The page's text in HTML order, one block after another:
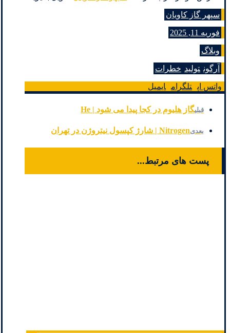
سپهر گاز کاویان
فوریه 11, 2025
وبلاگ
آرگون تولید خطرات
واتس اپ تلگرام ایمیل
قبلیگاز هلیوم در کجا پیدا می شود | He
بعدیNitrogen | شارژ کپسول نیتروژن در تهران
پست های مرتبط...